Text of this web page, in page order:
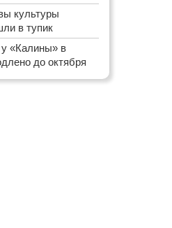
культуры
в тупик
«Калины» в
до октября